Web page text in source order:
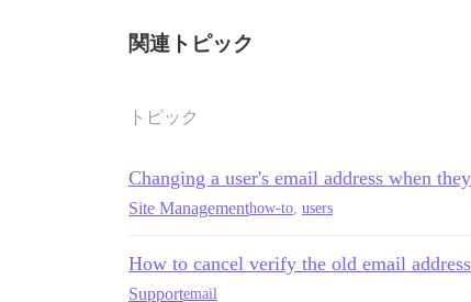
関連トピック
トピック
Changing a user's email address when
Site Managementhow-to, users
How to cancel verify the old email address
Supportemail